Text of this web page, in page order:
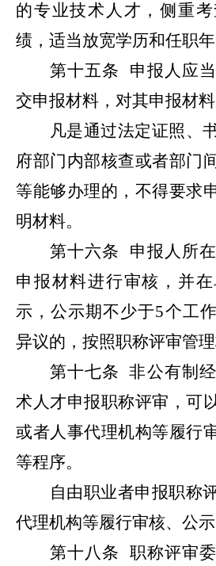
的专业技术人才，侧重
绩，适当放宽学历和任职年
第十五条
申报人应
交申报材料，对其申报材料
凡是通过法定证照、
府部门内部核查或者部门
等能够办理的，不得要求
明材料。
第十六条
申报人所
申报材料进行审核，并
示，公示期不少于5个工
异议的，按照职称评审管理
第十七条 非公有制
术人才申报职称评审，可
或者人事代理机构等履行
等程序。
自由职业者申报职称
代理机构等履行审核、公示
第十八条
职称评审